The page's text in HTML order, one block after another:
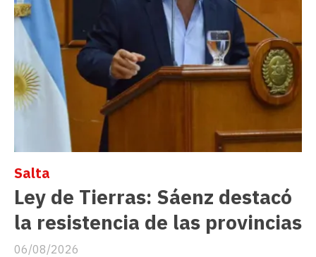
Ley de Tierras: Sáenz destacó
la resistencia de las provincias
Salta
06/08/2026